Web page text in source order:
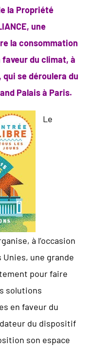
la Propriété
une
la consommation
du climat, à
qui se déroulera du
Palais à Paris.
Le
à l’occasion
Unies, une grande
pour faire
solutions
en faveur du
du dispositif
son espace